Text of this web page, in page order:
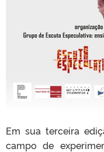
Em sua terceira
campo de